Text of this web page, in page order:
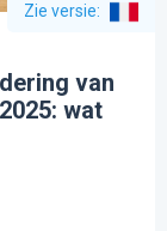
Zie versie:
van
wat